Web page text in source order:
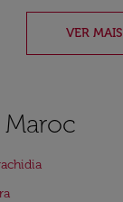
VER MAIS